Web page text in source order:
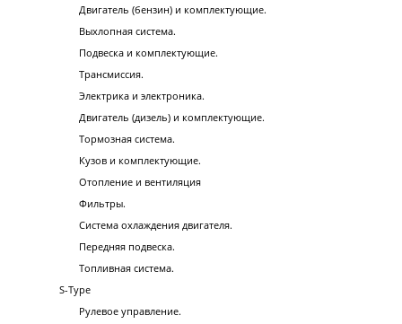
Двигатель (бензин) и комплектующие.
Выхлопная система.
Подвеска и комплектующие.
Трансмиссия.
Электрика и электроника.
Двигатель (дизель) и комплектующие.
Тормозная система.
Кузов и комплектующие.
Отопление и вентиляция
Фильтры.
Система охлаждения двигателя.
Передняя подвеска.
Топливная система.
S-Type
Рулевое управление.